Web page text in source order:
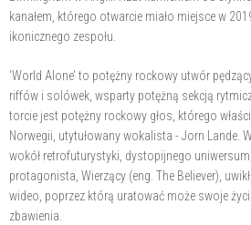
kanałem, którego otwarcie miało miejsce w
ikonicznego zespołu.
‘World Alone’ to potężny rockowy utwór
riffów i solówek, wsparty potężną sekcją
torcie jest potężny rockowy głos, którego
Norwegii, utytułowany wokalista - Jorn Lande.
wokół retrofuturystyki, dystopijnego
protagonista, Wierzący (eng. The Believer),
wideo, poprzez którą uratować może swoje
zbawienia.